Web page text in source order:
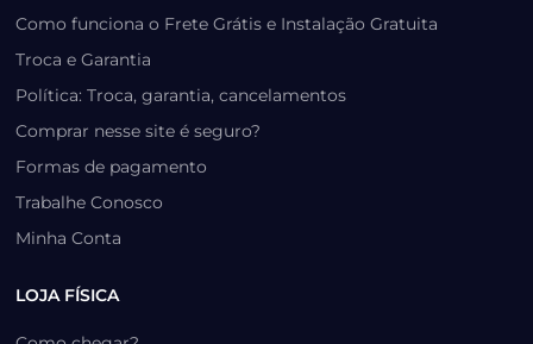
Como funciona o Frete Grátis e Instalação Gratuita
Troca e Garantia
Política: Troca, garantia, cancelamentos
Comprar nesse site é seguro?
Formas de pagamento
Trabalhe Conosco
Minha Conta
LOJA FÍSICA